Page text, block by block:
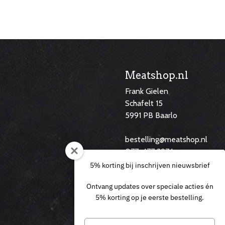
Meatshop.nl
Frank Gielen
Schafelt 15
5991 PB Baarlo
bestelling@meatshop.nl
077-477 3974
06 29 14 60 46
5% korting bij inschrijven nieuwsbrief
Ontvang updates over speciale acties én
5% korting op je eerste bestelling.